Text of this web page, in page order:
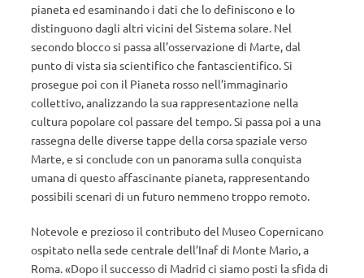
pianeta ed esaminando i dati che lo definiscono e lo
distinguono dagli altri vicini del Sistema solare. Nel
secondo blocco si passa all’osservazione di Marte, dal
punto di vista sia scientifico che fantascientifico. Si
prosegue poi con il Pianeta rosso nell’immaginario
collettivo, analizzando la sua rappresentazione nella
cultura popolare col passare del tempo. Si passa poi a una
rassegna delle diverse tappe della corsa spaziale verso
Marte, e si conclude con un panorama sulla conquista
umana di questo affascinante pianeta, rappresentando
possibili scenari di un futuro nemmeno troppo remoto.
Notevole e prezioso il contributo del Museo Copernicano
ospitato nella sede centrale dell’Inaf di Monte Mario, a
Roma. «Dopo il successo di Madrid ci siamo posti la sfida di